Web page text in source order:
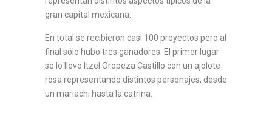
gran capital mexicana.
En total se recibieron casi 100 proyectos pero al
final sólo hubo tres ganadores. El primer lugar
se lo llevo Itzel Oropeza Castillo con un ajolote
rosa representando distintos personajes, desde
un mariachi hasta la catrina.